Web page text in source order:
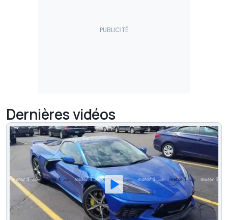
Dernières vidéos